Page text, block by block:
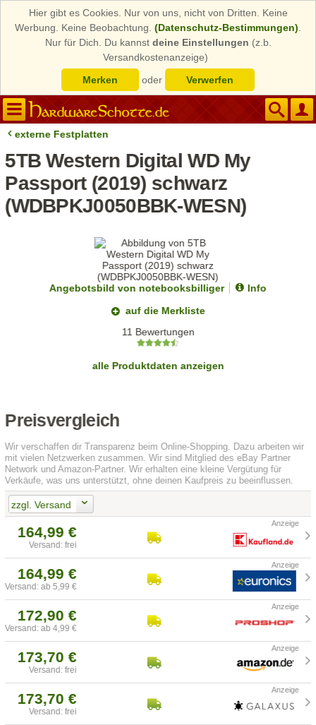
Hier gibt es Cookies. Nur von uns, nicht von Dritten. Keine
Werbung. Keine Beobachtung. (Datenschutz-Bestimmungen)
Nur für Dich. Du kannst deine Einstellungen (z.b.
Versandkostenanzeige)
Merken
oder Verwerfen
externe Festplatten
5TB Western Digital WD My
Passport (2019) schwarz
(WDBPKJ0050BBK-WESN)
Angebotsbild von notebooksbilliger
Info
auf die Merkliste
11 Bewertungen
alle Produktdaten anzeigen
Preisvergleich
Wir verschaffen dir Transparenz beim Online-Shopping. Dazu arbeiten wir
mit vielen Netzwerken zusammen. Wir sind Mitglied des eBay Partner
Network und Amazon-Partner. Wir erhalten eine kleine Vergütung für
Verkäufe, was uns unterstützt, ohne deinen Kaufpreis zu beeinflussen.
zzgl. Versand
164,99 €
Versand: frei
164,99 €
Versand: ab 5,99 €
172,90 €
Versand: ab 4,99 €
173,70 €
Versand: frei
173,70 €
Versand: frei